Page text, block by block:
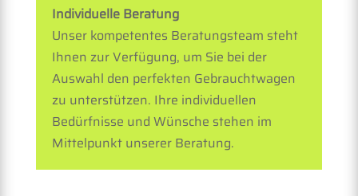
Individuelle Beratung
Unser kompetentes Beratungsteam steht
Ihnen zur Verfügung, um Sie bei der
Auswahl den perfekten Gebrauchtwagen
zu unterstützen. Ihre individuellen
Bedürfnisse und Wünsche stehen im
Mittelpunkt unserer Beratung.